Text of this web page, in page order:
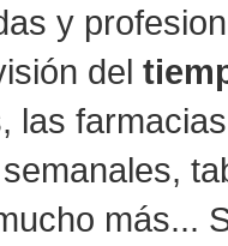
y
del
las
más...